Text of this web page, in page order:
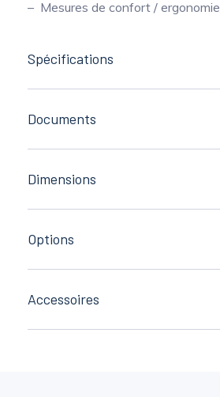
Mesures de confort / ergonomie
Spécifications
Documents
Dimensions
Options
Accessoires